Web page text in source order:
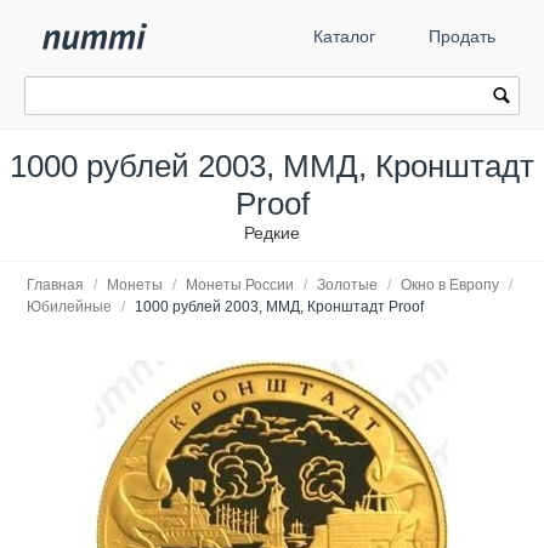
Каталог Продать
1000 рублей 2003, ММД, Кронштадт
Proof
Редкие
Главная / Монеты / Монеты России / Золотые / Окно в Европу /
Юбилейные
/ 1000 рублей 2003, ММД, Кронштадт Proof